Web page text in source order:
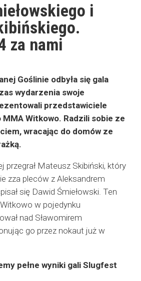
i
za nami
Goślinie odbyła się gala
wydarzenia swoje
przedstawiciele
Witkowo. Radzili sobie ze
wracając do domów ze
przegrał Mateusz Skibiński, który
zza pleców z Aleksandrem
się Dawid Śmiełowski. Ten
w pojedynku
nad Sławomirem
go przez nokaut już w
pełne wyniki gali Slugfest